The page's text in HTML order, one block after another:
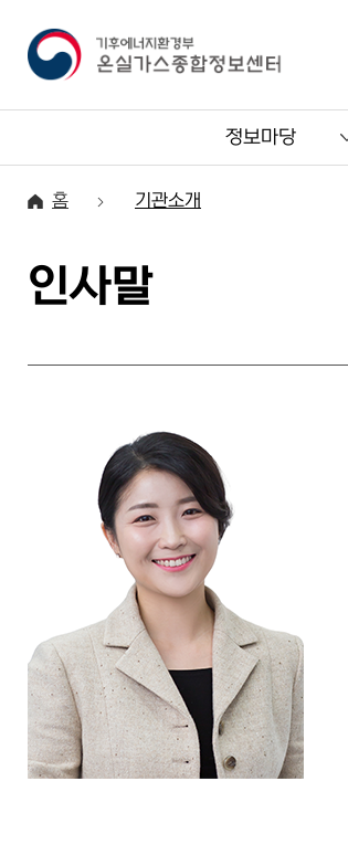
정보마당
홈 기관소개
인사말
안녕하십니까? 제6대 기후에너지환경부